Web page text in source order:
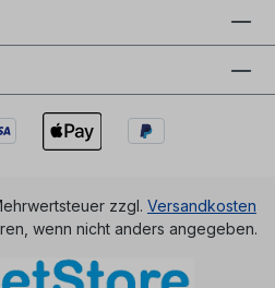
zzgl. Versandkosten
wenn nicht anders angegeben.